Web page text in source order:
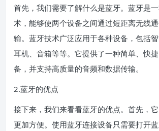
首先，我们需要了解什么是蓝牙。蓝牙是
术，能够使两个设备之间通过短距离无线
输。蓝牙技术广泛应用于各种设备，包括智
耳机、音箱等等。它提供了一种简单、快
备，并支持高质量的音频和数据传输。
2.蓝牙的优点
接下来，我们来看看蓝牙的优点。首先，
更加方便。使用蓝牙连接设备只需要打开